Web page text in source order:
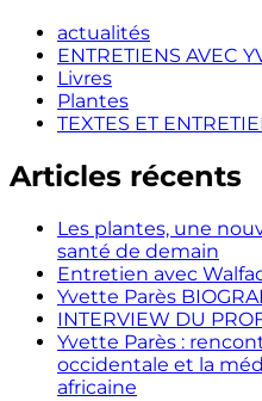
actualités
ENTRETIENS AVEC
Livres
Plantes
TEXTES ET
Articles récents
Les plantes, une
santé de demain
Entretien avec
Yvette Parès
INTERVIEW DU
Yvette Parès :
occidentale et la
africaine